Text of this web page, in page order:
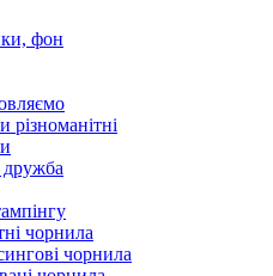
фон
різноманітні
чорнила
чорнила